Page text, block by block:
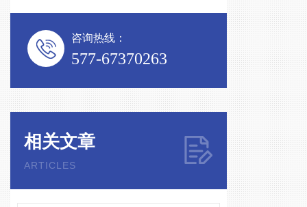
咨询热线：
577-67370263
相关文章
ARTICLES